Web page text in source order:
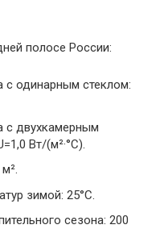
полосе России:
с одинарным стеклом:
с двухкамерным
Вт/(м²·°C).
зимой: 25°C.
сезона: 200